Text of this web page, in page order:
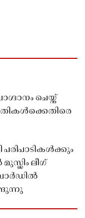
ചെയ്ത്
പരിപാടികൾക്കും
ലീഗ്